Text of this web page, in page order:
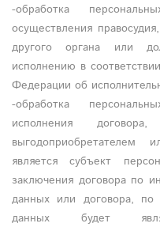
-обработка
осуществления
другого органа или
исполнению в
Федерации об
-обработка
исполнения
является субъект
заключения договора по
данных или договора, по
данных будет